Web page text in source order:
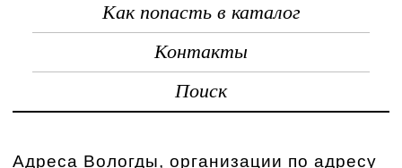
Как попасть в каталог
Контакты
Поиск
Адреса Вологды, организации по адресу